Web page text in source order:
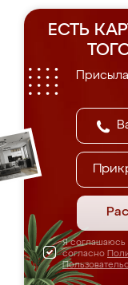
ЕСТЬ
Я соглашаюсь
согласно